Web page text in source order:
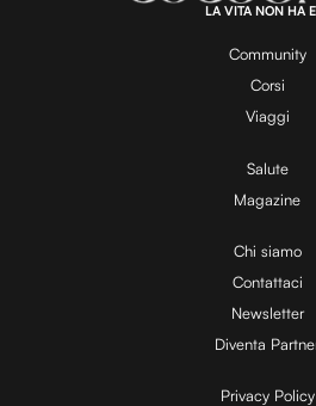
LA VITA NON HA
Community
Corsi
Viaggi
Salute
Magazine
Chi siamo
Contattaci
Newsletter
Diventa
Privacy Policy